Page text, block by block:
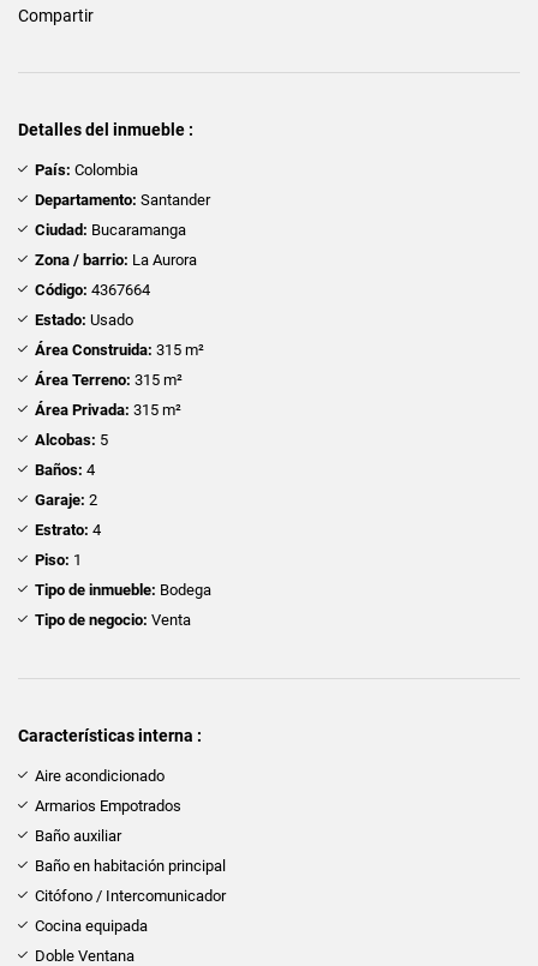
Compartir
Detalles del inmueble :
País: Colombia
Departamento: Santander
Ciudad: Bucaramanga
Zona / barrio: La Aurora
Código: 4367664
Estado: Usado
Área Construida: 315 m²
Área Terreno: 315 m²
Área Privada: 315 m²
Alcobas: 5
Baños: 4
Garaje: 2
Estrato: 4
Piso: 1
Tipo de inmueble: Bodega
Tipo de negocio: Venta
Características interna :
Aire acondicionado
Armarios Empotrados
Baño auxiliar
Baño en habitación principal
Citófono / Intercomunicador
Cocina equipada
Doble Ventana